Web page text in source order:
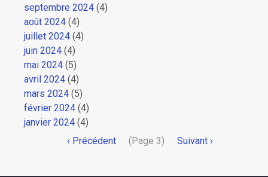
septembre 2024 (4)
août 2024 (4)
juillet 2024 (4)
juin 2024 (4)
mai 2024 (5)
avril 2024 (4)
mars 2024 (5)
février 2024 (4)
janvier 2024 (4)
PaginationPage
‹ Précédent (Page 3)
Page
Suivant ›